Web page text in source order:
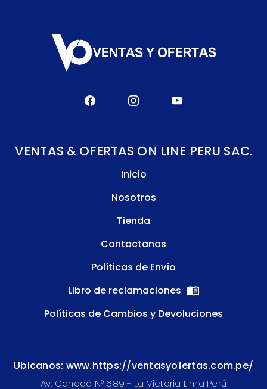
VENTAS & OFERTAS ON LINE PERU SAC.
Inicio
Nosotros
Tienda
Contactanos
Políticas de Envío
Libro de reclamaciones
Políticas de Cambios y Devoluciones
Ubicanos: www.https://ventasyofertas.com.pe/
Av. Canadá N° 689 - La Victoria Lima Perú